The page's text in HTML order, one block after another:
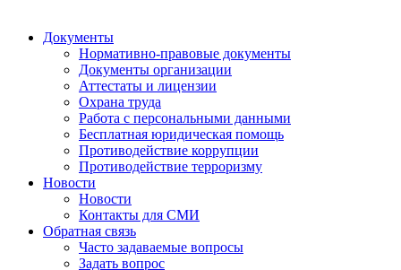
Документы
Нормативно-правовые документы
Документы организации
Аттестаты и лицензии
Охрана труда
Работа с персональными данными
Бесплатная юридическая помощь
Противодействие коррупции
Противодействие терроризму
Новости
Новости
Контакты для СМИ
Обратная связь
Часто задаваемые вопросы
Задать вопрос